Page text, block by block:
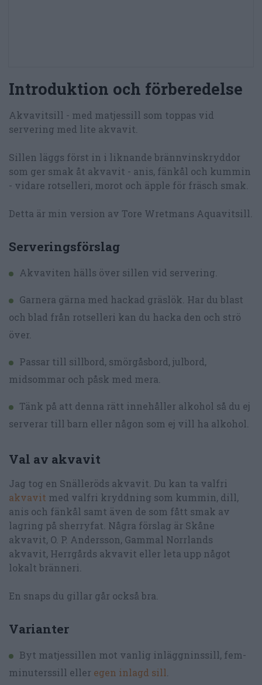
Introduktion och förberedelse
Akvavitsill - med matjessill som toppas vid
servering med lite akvavit.
Sillen läggs först in i liknande brännvinskryddor
som ger smak åt akvavit - anis, fänkål och kummin
- vidare rotselleri, morot och äpple för fräsch smak.
Detta är min version av Tore Wretmans Aquavitsill.
Serveringsförslag
Akvaviten hälls över sillen vid servering.
Garnera gärna med hackad gräslök. Har du blast
och blad från rotselleri kan du hacka den och strö
över.
Passar till sillbord, smörgåsbord, julbord,
midsommar och påsk med mera.
Tänk på att denna rätt innehåller alkohol så du ej
serverar till barn eller någon som ej vill ha alkohol.
Val av akvavit
Jag tog en Snälleröds akvavit. Du kan ta valfri
akvavit med valfri kryddning som kummin, dill,
anis och fänkål samt även de som fått smak av
lagring på sherryfat. Några förslag är Skåne
akvavit, O. P. Andersson, Gammal Norrlands
akvavit, Herrgårds akvavit eller leta upp något
lokalt bränneri.
En snaps du gillar går också bra.
Varianter
Byt matjessillen mot vanlig inläggninssill, fem-
minuterssill eller egen inlagd sill.